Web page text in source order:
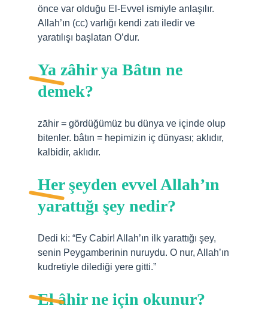
önce var olduğu El-Evvel ismiyle anlaşılır.
Allah’ın (cc) varlığı kendi zatı iledir ve
yaratılışı başlatan O’dur.
Ya zâhir ya Bâtın ne
demek?
zāhir = gördüğümüz bu dünya ve içinde olup
bitenler. bâtın = hepimizin iç dünyası; aklıdır,
kalbidir, aklıdır.
Her şeyden evvel Allah’ın
yarattığı şey nedir?
Dedi ki: “Ey Cabir! Allah’ın ilk yarattığı şey,
senin Peygamberinin nuruydu. O nur, Allah’ın
kudretiyle dilediği yere gitti.”
El âhir ne için okunur?